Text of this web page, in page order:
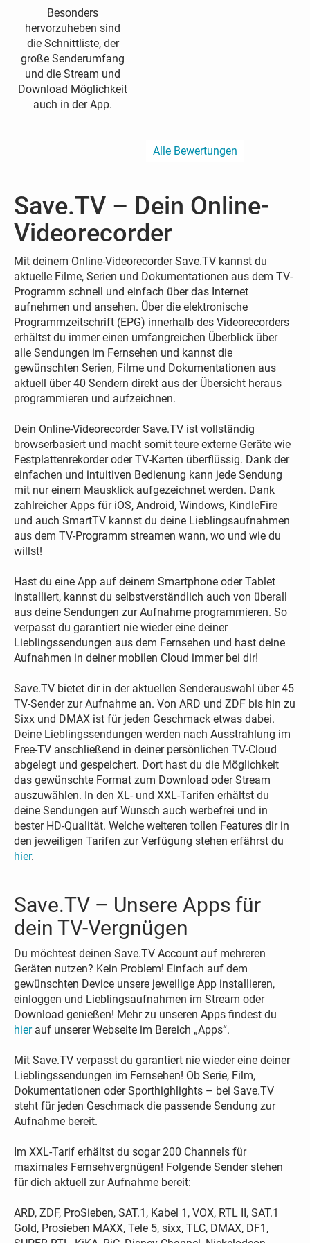
Besonders
hervorzuheben sind
die Schnittliste, der
große Senderumfang
und die Stream und
Download Möglichkeit
auch in der App.
Alle Bewertungen
Save.TV – Dein Online-
Videorecorder
Mit deinem Online-Videorecorder Save.TV kannst du
aktuelle Filme, Serien und Dokumentationen aus dem TV-
Programm schnell und einfach über das Internet
aufnehmen und ansehen. Über die elektronische
Programmzeitschrift (EPG) innerhalb des Videorecorders
erhältst du immer einen umfangreichen Überblick über
alle Sendungen im Fernsehen und kannst die
gewünschten Serien, Filme und Dokumentationen aus
aktuell über 40 Sendern direkt aus der Übersicht heraus
programmieren und aufzeichnen.
Dein Online-Videorecorder Save.TV ist vollständig
browserbasiert und macht somit teure externe Geräte wie
Festplattenrekorder oder TV-Karten überflüssig. Dank der
einfachen und intuitiven Bedienung kann jede Sendung
mit nur einem Mausklick aufgezeichnet werden. Dank
zahlreicher Apps für iOS, Android, Windows, KindleFire
und auch SmartTV kannst du deine Lieblingsaufnahmen
aus dem TV-Programm streamen wann, wo und wie du
willst!
Hast du eine App auf deinem Smartphone oder Tablet
installiert, kannst du selbstverständlich auch von überall
aus deine Sendungen zur Aufnahme programmieren. So
verpasst du garantiert nie wieder eine deiner
Lieblingssendungen aus dem Fernsehen und hast deine
Aufnahmen in deiner mobilen Cloud immer bei dir!
Save.TV bietet dir in der aktuellen Senderauswahl über 45
TV-Sender zur Aufnahme an. Von ARD und ZDF bis hin zu
Sixx und DMAX ist für jeden Geschmack etwas dabei.
Deine Lieblingssendungen werden nach Ausstrahlung im
Free-TV anschließend in deiner persönlichen TV-Cloud
abgelegt und gespeichert. Dort hast du die Möglichkeit
das gewünschte Format zum Download oder Stream
auszuwählen. In den XL- und XXL-Tarifen erhältst du
deine Sendungen auf Wunsch auch werbefrei und in
bester HD-Qualität. Welche weiteren tollen Features dir in
den jeweiligen Tarifen zur Verfügung stehen erfährst du
hier.
Save.TV – Unsere Apps für
dein TV-Vergnügen
Du möchtest deinen Save.TV Account auf mehreren
Geräten nutzen? Kein Problem! Einfach auf dem
gewünschten Device unsere jeweilige App installieren,
einloggen und Lieblingsaufnahmen im Stream oder
Download genießen! Mehr zu unseren Apps findest du
hierauf unserer Webseite im Bereich „Apps“.
Mit Save.TV verpasst du garantiert nie wieder eine deiner
Lieblingssendungen im Fernsehen! Ob Serie, Film,
Dokumentationen oder Sporthighlights – bei Save.TV
steht für jeden Geschmack die passende Sendung zur
Aufnahme bereit.
Im XXL-Tarif erhältst du sogar 200 Channels für
maximales Fernsehvergnügen! Folgende Sender stehen
für dich aktuell zur Aufnahme bereit:
ARD, ZDF, ProSieben, SAT.1, Kabel 1, VOX, RTL II, SAT.1
Gold, Prosieben MAXX, Tele 5, sixx, TLC, DMAX, DF1,